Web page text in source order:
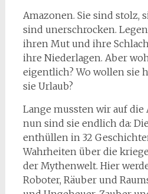
Amazonen. Sie sind stolz,
sind unerschrocken.
ihren Mut und ihre
ihre Niederlagen. Aber
eigentlich? Wo wollen sie
sie Urlaub?
Lange mussten wir auf
nun sind sie endlich da:
enthüllen in 32
Wahrheiten über die
der Mythenwelt. Hier
Roboter, Räuber und